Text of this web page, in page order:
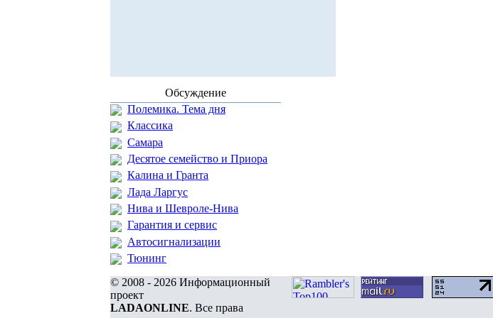
Обсуждение
Полемика. Тема дня
Классика
Самара
Десятое семейство и Приора
Калина и Гранта
Лада Ларгус
Нива и Шевроле-Нива
Гарантия и сервис
Автосигнализации
Тюнинг
© 2008 - 2026 Информационный
проект
LADAONLINE. Все права